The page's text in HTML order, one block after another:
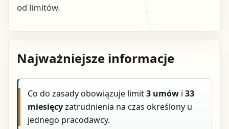
od limitów.
Najważniejsze informacje
Co do zasady obowiązuje limit3 umów i33
miesięcyzatrudnienia na czas określony u
jednego pracodawcy.